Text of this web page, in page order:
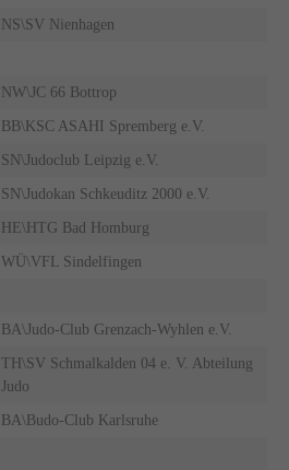
NS\SV Nienhagen
NW\JC 66 Bottrop
BB\KSC ASAHI Spremberg e.V.
SN\Judoclub Leipzig e.V.
SN\Judokan Schkeuditz 2000 e.V.
HE\HTG Bad Homburg
WÜ\VFL Sindelfingen
BA\Judo-Club Grenzach-Wyhlen e.V.
TH\SV Schmalkalden 04 e. V. Abteilung
Judo
BA\Budo-Club Karlsruhe